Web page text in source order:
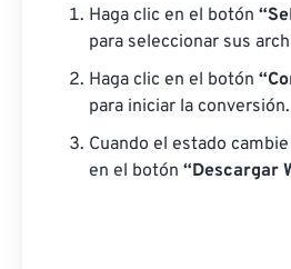
Haga clic en el botón
para seleccionar sus
Haga clic en el botón
para iniciar la conversión.
Cuando el estado
en el botón “Descargar